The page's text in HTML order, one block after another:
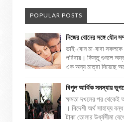
POPULAR POSTS
নিজের বোনের সঙ্গে যৌন
ভাই-বোন মা-বাবা সকলকে
পরিবার। কিন্তু শুনলে
এক অন্য মাত্রা দিয়েছে
বিপুল আর্থিক সমস্যায়
ক্ষমতা দখলের পর থেকেই
। বিদেশী অর্থ সাহায্য
টাকা তোলার উর্ধ্বসীমা